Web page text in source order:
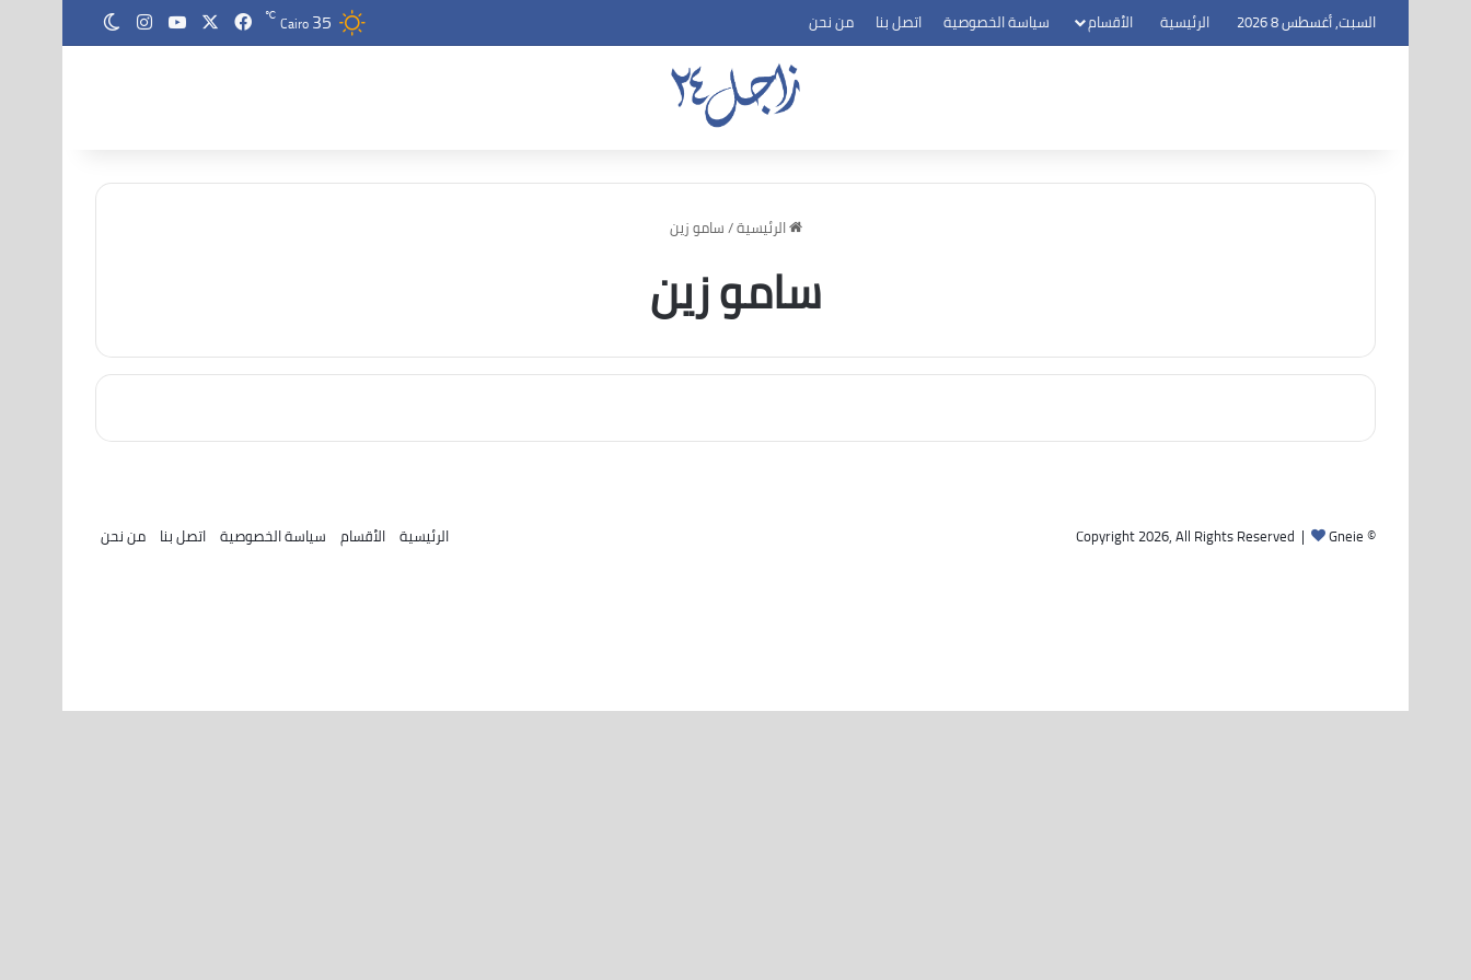
السبت, أغسطس 8 2026 الرئيسية الأقسام سياسة الخصوصية اتصل بنا من نحن Cairo35
℃ فيسبوك ‫YouTubeانستقرام
الرئيسية/سامو زين
سامو زين
© Copyright 2026, All Rights Reserved |
Gneie الرئيسية الأقسام سياسة الخصوصية اتصل بنا من نحن